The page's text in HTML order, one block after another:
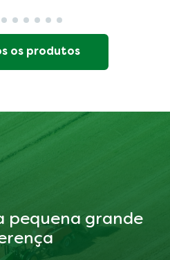
os produtos
pequena grande